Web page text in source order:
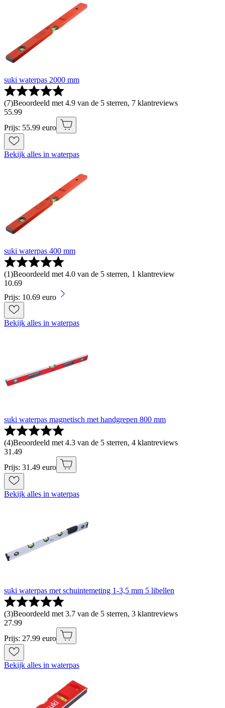
suki waterpas 2000 mm
(7)Beoordeeld met 4.9 van de 5 sterren, 7 klantreviews
55.99
Prijs: 55.99 euro
Bekijk alles in waterpas
suki waterpas 400 mm
(1)Beoordeeld met 4.0 van de 5 sterren, 1 klantreview
10.69
Prijs: 10.69 euro
Bekijk alles in waterpas
suki waterpas magnetisch met handgrepen 800 mm
(4)Beoordeeld met 4.3 van de 5 sterren, 4 klantreviews
31 .49
Prijs: 31.49 euro
Bekijk alles in waterpas
suki waterpas met schuintemeting 1-3,5 mm 5 libellen
(3)Beoordeeld met 3.7 van de 5 sterren, 3 klantreviews
27.99
Prijs: 27.99 euro
Bekijk alles in waterpas